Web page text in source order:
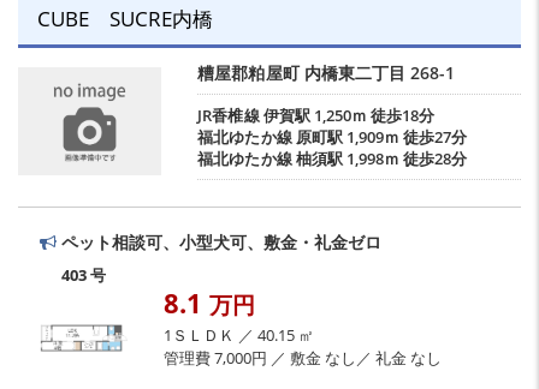
CUBE SUCRE内橋
糟屋郡粕屋町 内橋東二丁目 268-1
JR香椎線伊賀駅1,250ｍ 徒歩18分
福北ゆたか線 原町駅1,909ｍ 徒歩27分
福北ゆたか線柚須駅1,998ｍ 徒歩28分
ペット相談可、小型犬可、敷金・礼金ゼロ
403 号
8.1 万円
1ＳＬＤＫ ／ 40.15 ㎡
管理費 7,000円 ／ 敷金 なし／ 礼金 なし